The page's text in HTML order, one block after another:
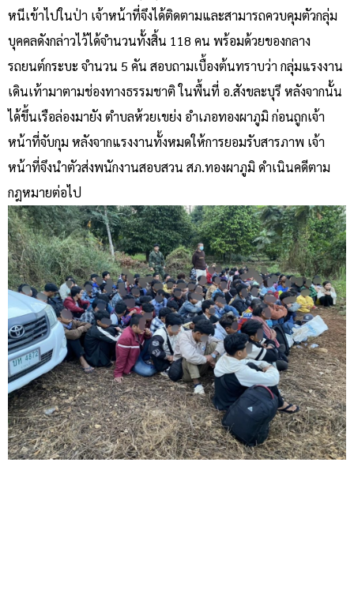
หนีเข้าไปในป่า เจ้าหน้าที่จึงได้ติดตามและสามารถควบคุมตัวกลุ่ม
บุคคลดังกล่าวไว้ได้จำนวนทั้งสิ้น 118 คน พร้อมด้วยของกลาง
รถยนต์กระบะ จำนวน 5 คัน สอบถามเบื้องต้นทราบว่า กลุ่มแรงงาน
เดินเท้ามาตามช่องทางธรรมชาติ ในพื้นที่ อ.สังขละบุรี หลังจากนั้น
ได้ขึ้นเรือล่องมายัง ตำบลห้วยเขย่ง อำเภอทองผาภูมิ ก่อนถูกเจ้า
หน้าที่จับกุม หลังจากแรงงานทั้งหมดให้การยอมรับสารภาพ เจ้า
หน้าที่จึงนำตัวส่งพนักงานสอบสวน สภ.ทองผาภูมิ ดำเนินคดีตาม
กฎหมายต่อไป